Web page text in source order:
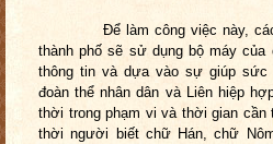
Để làm công việc này, các
thành phố sẽ sử dụng bộ máy
thông tin và dựa vào sự giúp sức
đoàn thể nhân dân và Liên hiệp
thời trong phạm vi và thời gian cần
thời người biết chữ Hán, chữ